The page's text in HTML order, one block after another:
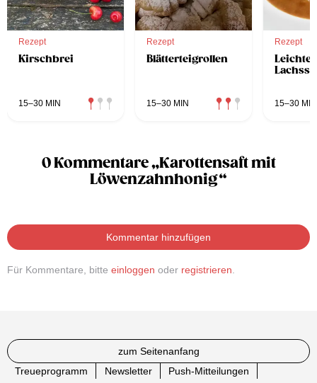
Rezept
Kirschbrei
15–30 MIN
Rezept
Blätterteigrollen
15–30 MIN
Rezept
Leichte
15–30 MIN
0 Kommentare „Karottensaft mit
Löwenzahnhonig“
Kommentar hinzufügen
Für Kommentare, bitte einloggen oder registrieren
zum Seitenanfang
Treueprogramm
Newsletter
Push-Mitteilungen